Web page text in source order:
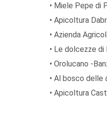
• Miele Pepe di
• Apicoltura
• Azienda
• Le dolcezze
• Orolucano -
• Al bosco delle
• Apicoltura